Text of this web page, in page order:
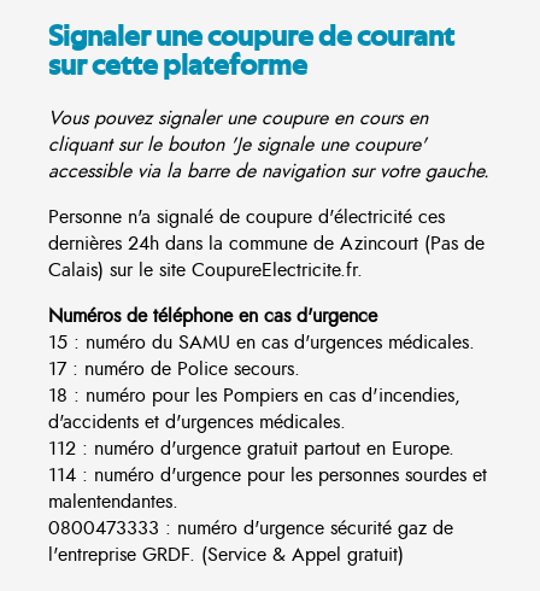
Signaler une coupure de courant
sur cette plateforme
Vous pouvez signaler une coupure en cours en
cliquant sur le bouton 'Je signale une coupure'
accessible via la barre de navigation sur votre gauche.
Personne n'a signalé de coupure d'électricité ces
dernières 24h dans la commune de Azincourt (Pas de
Calais) sur le site CoupureElectricite.fr.
Numéros de téléphone en cas d'urgence
15 : numéro du SAMU en cas d'urgences médicales.
17 : numéro de Police secours.
18 : numéro pour les Pompiers en cas d'incendies,
d'accidents et d'urgences médicales.
112 : numéro d'urgence gratuit partout en Europe.
114 : numéro d'urgence pour les personnes sourdes et
malentendantes.
0800473333 : numéro d'urgence sécurité gaz de
l'entreprise GRDF. (Service & Appel gratuit)